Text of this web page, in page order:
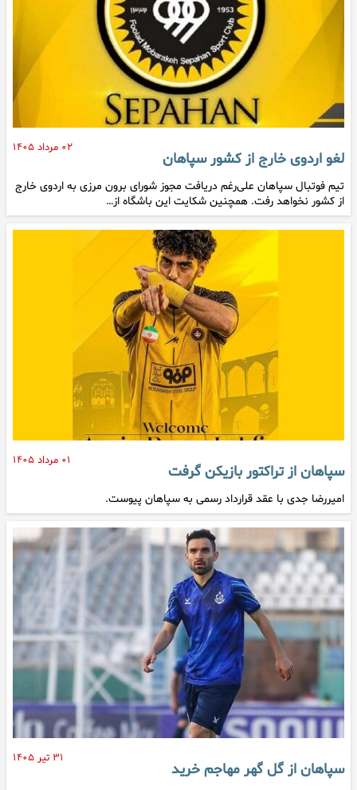
۰۲ مرداد ۱۴۰۵
لغو اردوی خارج از کشور سپاهان
تیم فوتبال سپاهان علی‌رغم دریافت مجوز شورای برون مرزی به اردوی خارج
از کشور نخواهد رفت. همچنین شکایت این باشگاه از…
۰۱ مرداد ۱۴۰۵
سپاهان از تراکتور بازیکن گرفت
امیررضا جدی با عقد قرارداد رسمی به سپاهان پیوست.
۳۱ تیر ۱۴۰۵
سپاهان از گل گهر مهاجم خرید